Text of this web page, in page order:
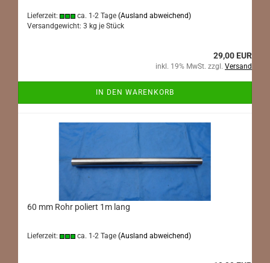
Lieferzeit: ca. 1-2 Tage (Ausland abweichend)
Versandgewicht: 3 kg je Stück
29,00 EUR
inkl. 19% MwSt. zzgl. Versand
IN DEN WARENKORB
60 mm Rohr poliert 1m lang
Lieferzeit: ca. 1-2 Tage (Ausland abweichend)